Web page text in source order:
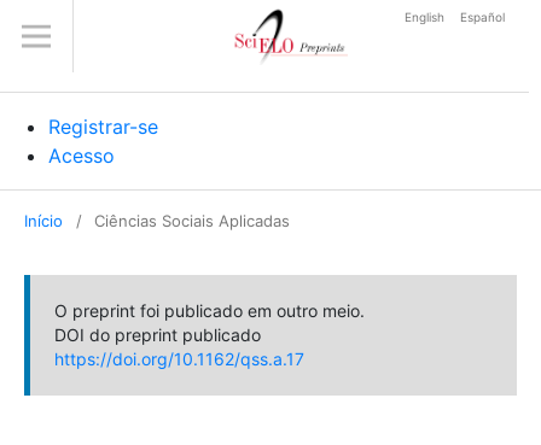
Registrar-se
Acesso
English Español
Início / Ciências Sociais Aplicadas
O preprint foi publicado em outro meio.
DOI do preprint publicado
https://doi.org/10.1162/qss.a.17